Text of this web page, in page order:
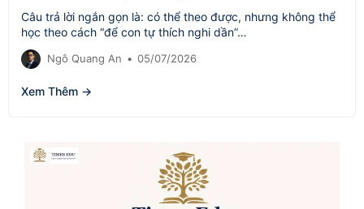
Câu trả lời ngắn gọn là: có thể theo được, nhưng không thể
học theo cách “để con tự thích nghi dần”…
Ngô Quang An • 05/07/2026
Xem Thêm →